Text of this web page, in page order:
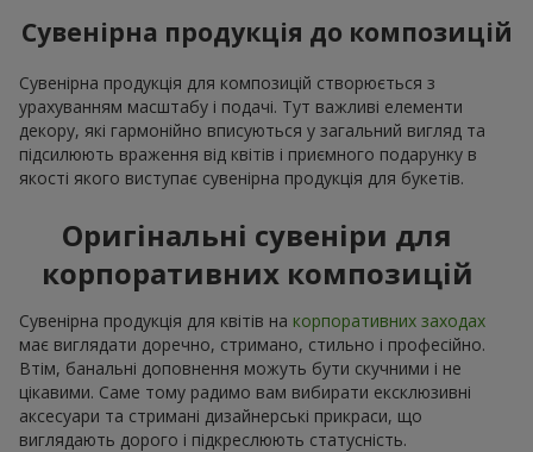
Сувенірна продукція до композицій
Сувенірна продукція для композицій створюється з
урахуванням масштабу і подачі. Тут важливі елементи
декору, які гармонійно вписуються у загальний вигляд та
підсилюють враження від квітів і приємного подарунку в
якості якого виступає сувенірна продукція для букетів.
Оригінальні сувеніри для
корпоративних композицій
Сувенірна продукція для квітів на корпоративних заходах
має виглядати доречно, стримано, стильно і професійно.
Втім, банальні доповнення можуть бути скучними і не
цікавими. Саме тому радимо вам вибирати ексклюзивні
аксесуари та стримані дизайнерські прикраси, що
виглядають дорого і підкреслюють статусність.